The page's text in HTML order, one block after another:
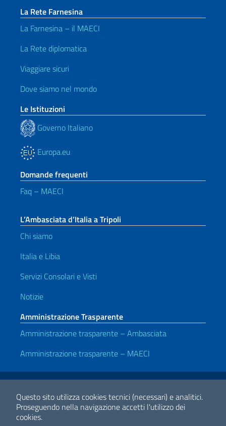
Questo sito utilizza cookies tecnici (necessari) e analitici.
Proseguendo nella navigazione accetti l'utilizzo dei
cookies.
La Rete Farnesina
La Farnesina – il MAECI
La Rete diplomatica
Viaggiare sicuri
Dove siamo nel mondo
Le Istituzioni
Governo Italiano
Europa.eu
Domande frequenti
Faq – MAECI
L’Ambasciata d’Italia a Tripoli
Chi siamo
Italia e Libia
Servizi Consolari e Visti
Notizie
Amministrazione Trasparente
Amministrazione trasparente – Ambasciata
Amministrazione trasparente – MAECI
Link Utili